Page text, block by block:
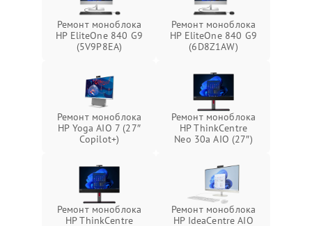
Ремонт моноблока
HP EliteOne 840 G9
(5V9P8EA)
Ремонт моноблока
HP EliteOne 840 G9
(6D8Z1AW)
Ремонт моноблока
HP Yoga AIO 7 (27″
Copilot+)
Ремонт моноблока
HP ThinkCentre
Neo 30a AIO (27″)
Ремонт моноблока
HP ThinkCentre
Ремонт моноблока
HP IdeaCentre AIO